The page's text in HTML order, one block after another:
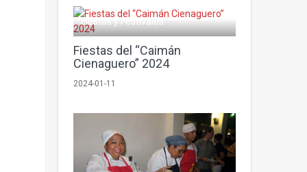
Fiestas y Festivales
Fiestas del “Caimán
Cienaguero” 2024
2024-01-11